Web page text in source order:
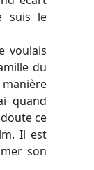
suis le
voulais
du
quand
doute ce
Il est
son